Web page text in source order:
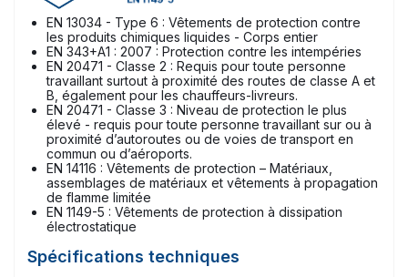
EN 13034 - Type 6 : Vêtements de protection contre
les produits chimiques liquides - Corps entier
EN 343+A1 : 2007 : Protection contre les intempéries
EN 20471 - Classe 2 : Requis pour toute personne
travaillant surtout à proximité des routes de classe A et
B, également pour les chauffeurs-livreurs.
EN 20471 - Classe 3 : Niveau de protection le plus
élevé - requis pour toute personne travaillant sur ou à
proximité d’autoroutes ou de voies de transport en
commun ou d’aéroports.
EN 14116 : Vêtements de protection – Matériaux,
assemblages de matériaux et vêtements à propagation
de flamme limitée
EN 1149-5 : Vêtements de protection à dissipation
électrostatique
Spécifications techniques